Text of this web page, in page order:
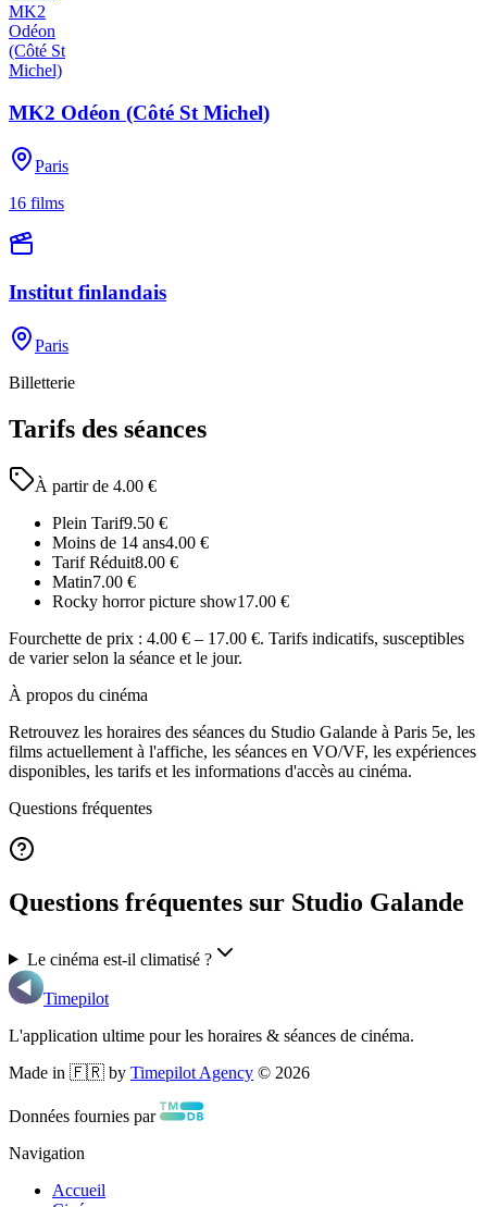
MK2 Odéon (Côté St Michel)
Paris
16 films
Institut finlandais
Paris
Billetterie
Tarifs des séances
À partir de 4.00 €
Plein Tarif9.50 €
Moins de 14 ans4.00 €
Tarif Réduit8.00 €
Matin7.00 €
Rocky horror picture show17.00 €
Fourchette de prix : 4.00 € – 17.00 €. Tarifs indicatifs, susceptibles
de varier selon la séance et le jour.
À propos du cinéma
Retrouvez les horaires des séances du Studio Galande à Paris 5e, les
films actuellement à l'affiche, les séances en VO/VF, les expériences
disponibles, les tarifs et les informations d'accès au cinéma.
Questions fréquentes
Questions fréquentes sur Studio Galande
Le cinéma est-il climatisé ?
Timepilot
L'application ultime pour les horaires & séances de cinéma.
Made in 🇫🇷 by Timepilot Agency © 2026
Données fournies par
Navigation
Accueil